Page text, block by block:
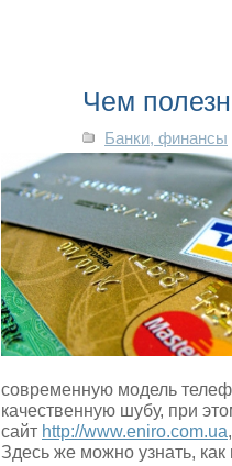
Чем
Банки, финансы
современную модель
качественную шубу, при
сайт http://www.eniro.com.ua
Здесь же можно узнать,